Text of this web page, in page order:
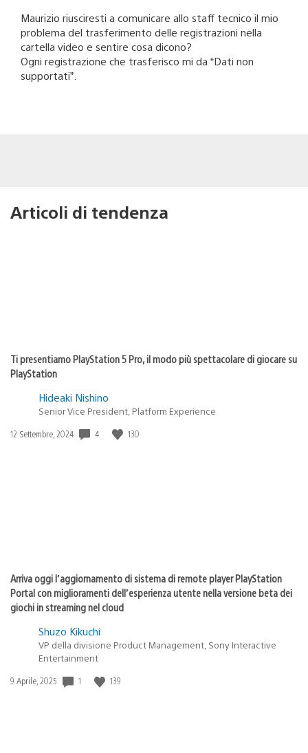
Maurizio riusciresti a comunicare allo staff tecnico il mio
problema del trasferimento delle registrazioni nella
cartella video e sentire cosa dicono?
Ogni registrazione che trasferisco mi da “Dati non
supportati”.
Articoli di tendenza
Ti presentiamo PlayStation 5 Pro, il modo più spettacolare di giocare su
PlayStation
Hideaki Nishino
Senior Vice President, Platform Experience
Data
12 Settembre, 2024 4 130
Arriva oggi l’aggiornamento di sistema di remote player PlayStation
Portal con miglioramenti dell’esperienza utente nella versione beta dei
giochi in streaming nel cloud
Shuzo Kikuchi
VP della divisione Product Management, Sony Interactive
Entertainment
Data
9 Aprile, 2025 1 139